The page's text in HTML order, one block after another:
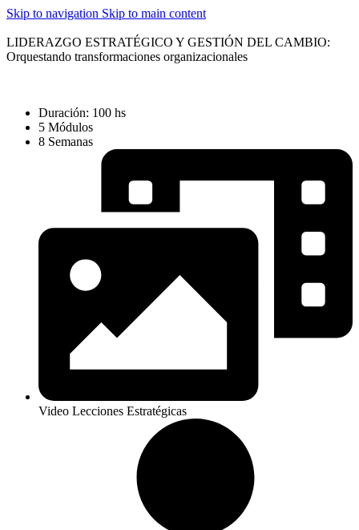
Skip to navigation Skip to main content
LIDERAZGO ESTRATÉGICO Y GESTIÓN DEL CAMBIO:
Orquestando transformaciones organizacionales
Duración: 100 hs
5 Módulos
8 Semanas
Video Lecciones Estratégicas